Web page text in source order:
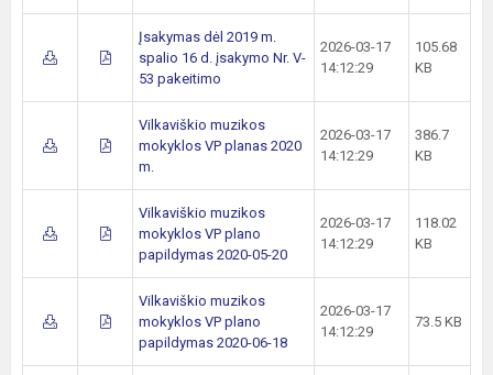
Įsakymas dėl 2019 m.
spalio 16 d. įsakymo Nr. V-
53 pakeitimo
2026-03-17
14:12:29
105.68
KB
Vilkaviškio muzikos
mokyklos VP planas 2020
m.
2026-03-17
14:12:29
386.7
KB
Vilkaviškio muzikos
mokyklos VP plano
papildymas 2020-05-20
2026-03-17
14:12:29
118.02
KB
Vilkaviškio muzikos
mokyklos VP plano
papildymas 2020-06-18
2026-03-17
14:12:29
73.5 KB